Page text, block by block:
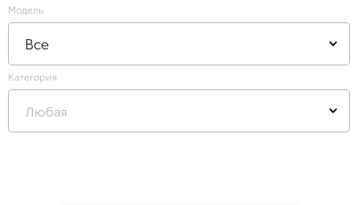
Модель
Все
Категория
Любая